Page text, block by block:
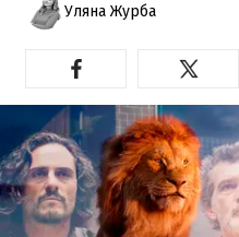
Уляна Журба